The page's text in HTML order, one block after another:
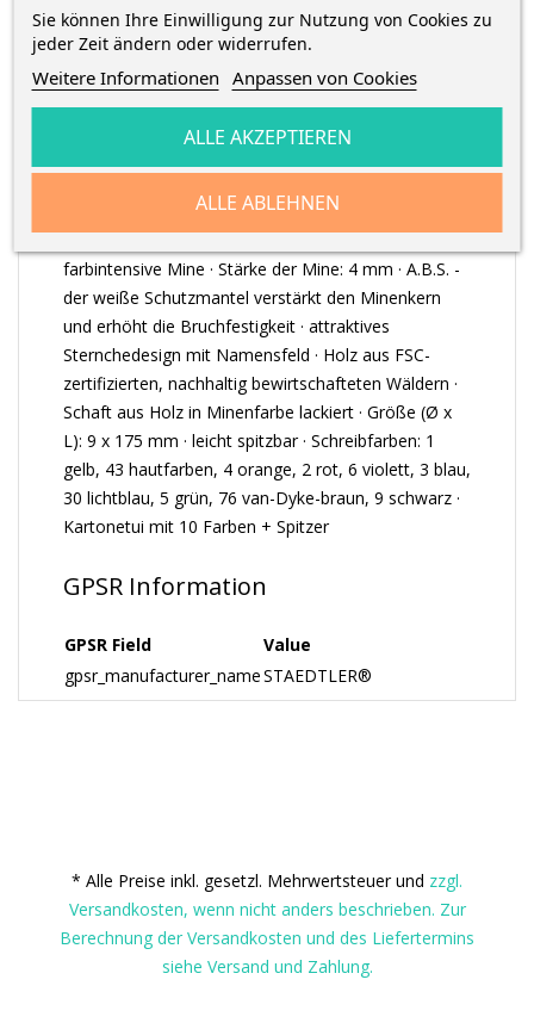
BESCHREIBUNG
ARTIKELDETAILS
Dreikantformat · für entspanntes Malen · ideal für
die ersten Schwung- und Malübungen · weiche und
farbintensive Mine · Stärke der Mine: 4 mm · A.B.S. -
der weiße Schutzmantel verstärkt den Minenkern
und erhöht die Bruchfestigkeit · attraktives
Sternchedesign mit Namensfeld · Holz aus FSC-
zertifizierten, nachhaltig bewirtschafteten Wäldern ·
Schaft aus Holz in Minenfarbe lackiert · Größe (Ø x
L): 9 x 175 mm · leicht spitzbar · Schreibfarben: 1
gelb, 43 hautfarben, 4 orange, 2 rot, 6 violett, 3 blau,
30 lichtblau, 5 grün, 76 van-Dyke-braun, 9 schwarz ·
Kartonetui mit 10 Farben + Spitzer
GPSR Information
GPSR Field
Value
gpsr_manufacturer_nameSTAEDTLER®
* Alle Preise inkl. gesetzl. Mehrwertsteuer und zzgl.
Versandkosten, wenn nicht anders beschrieben. Zur
Berechnung der Versandkosten und des Liefertermins
siehe Versand und Zahlung.
Sie können Ihre Einwilligung zur Nutzung von Cookies zu
jeder Zeit ändern oder widerrufen.
Weitere Informationen Anpassen von Cookies
ALLE ABLEHNEN
ALLE AKZEPTIEREN